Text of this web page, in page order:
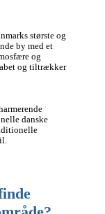
største og
by med et
og
og tiltrækker
danske